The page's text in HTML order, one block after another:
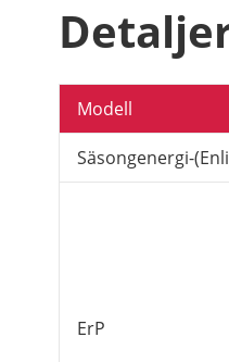
Modell
Säsongenergi-
ErP